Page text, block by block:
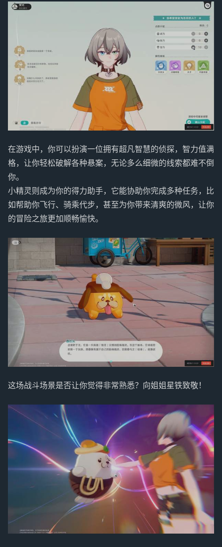
在游戏中，你可以扮演一位拥有超凡智慧的侦探，智力值满
格，让你轻松破解各种悬案，无论多么细微的线索都难不倒
你。
小精灵则成为你的得力助手，它能协助你完成多种任务，比
如帮助你飞行、骑乘代步，甚至为你带来清爽的微风，让你
的冒险之旅更加顺畅愉快。
这场战斗场景是否让你觉得非常熟悉？向姐姐星铁致敬！